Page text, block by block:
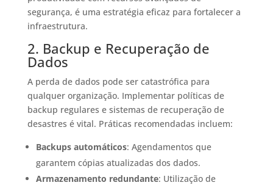
segurança, é uma estratégia eficaz para fortalecer a
infraestrutura.​
2. Backup e Recuperação de
Dados
A perda de dados pode ser catastrófica para
qualquer organização. Implementar políticas de
backup regulares e sistemas de recuperação de
desastres é vital. Práticas recomendadas incluem:​
Backups automáticos: Agendamentos que
garantem cópias atualizadas dos dados.​
Armazenamento redundante: Utilização de